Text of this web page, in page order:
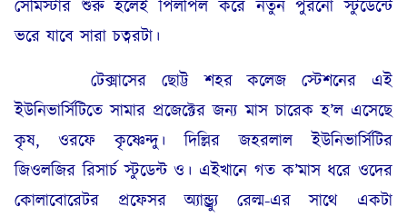
সেমিস্টার শুরু হলেই পিলপিল করে নতুন পুরনো স্টুডেন্টে
ভরে যাবে সারা চত্বরটা।
টেক্সাসের ছোট্ট শহর কলেজ স্টেশনের এই
ইউনিভার্সিটিতে সামার প্রজেক্টের জন্য মাস চারেক হ’ল এসেছে
কৃষ, ওরফে কৃষ্ণেন্দু। দিল্লির জহরলাল ইউনিভার্সিটির
জিওলজির রিসার্চ স্টুডেন্ট ও। এইখানে গত ক’মাস ধরে ওদের
কোলাবোরেটর প্রফেসর অ্যান্ড্র্যু রেল্ম-এর সাথে একটা